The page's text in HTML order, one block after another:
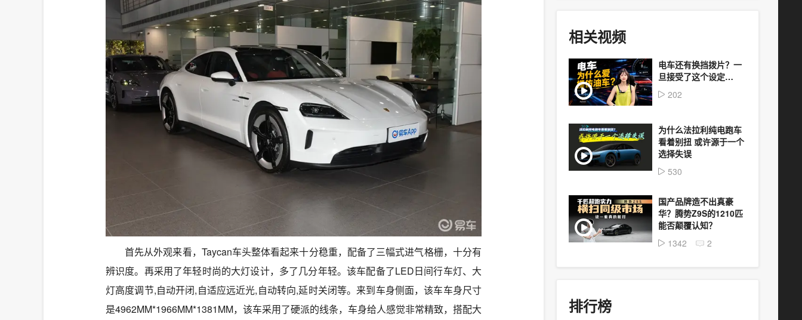
首先从外观来看，Taycan车头整体看起来十分稳重，配备了三幅式进气格栅，十分有
辨识度。再采用了年轻时尚的大灯设计，多了几分年轻。该车配备了LED日间行车灯、大
灯高度调节,自动开闭,自适应远近光,自动转向,延时关闭等。来到车身侧面，该车车身尺寸
是4962MM*1966MM*1381MM，该车采用了硬派的线条，车身给人感觉非常精致，搭配大
相关视频
电车还有换挡拨片？一
旦接受了这个设定…
202
为什么法拉利纯电跑车
看着别扭 或许源于一个
选择失误
530
国产品牌造不出真豪
华？腾势Z9S的1210匹
能否颠覆认知？
1342
2
排行榜